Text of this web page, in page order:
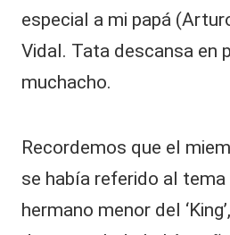
especial a mi papá
Vidal. Tata descansa en
muchacho.
Recordemos que el
se había referido al tema
hermano menor del